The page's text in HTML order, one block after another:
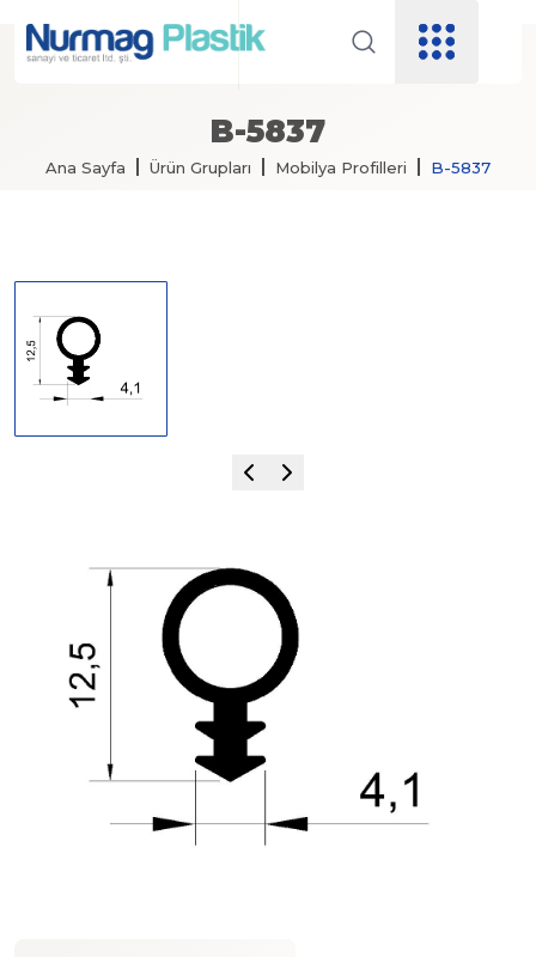
B-5837
Ana Sayfa Ürün Grupları Mobilya Profilleri B-5837